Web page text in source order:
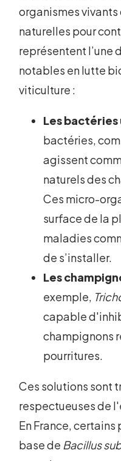
organismes
naturelles pour
représentent l’une
notables en lutte
viticulture :
Les bactéries
bactéries,
agissent
naturels des
Ces micro-
surface de la
maladies
de s’installer.
Les
exemple,
capable
champignons
pourritures.
Ces solutions sont
respectueuses de
En France,
base de Bacillus